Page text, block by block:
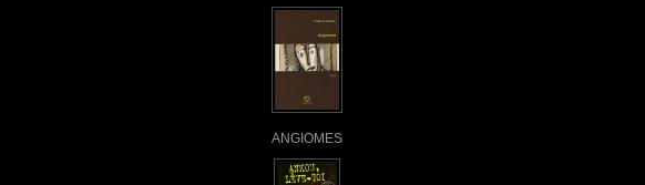
ANGIOMES